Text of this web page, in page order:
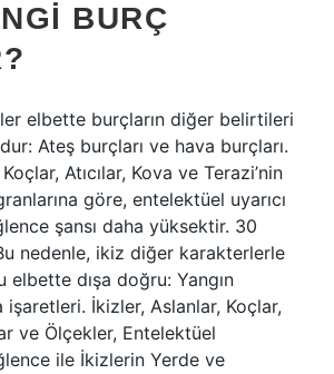
BURÇ
elbette burçların diğer belirtileri
Ateş burçları ve hava burçları.
Atıcılar, Kova ve Terazi’nin
göre, entelektüel uyarıcı
şansı daha yüksektir. 30
nedenle, ikiz diğer karakterlerle
elbette dışa doğru: Yangın
işaretleri. İkizler, Aslanlar, Koçlar,
ve Ölçekler, Entelektüel
ile İkizlerin Yerde ve